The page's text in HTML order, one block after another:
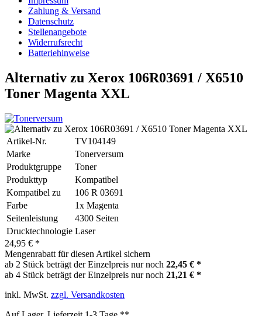
Zahlung & Versand
Datenschutz
Stellenangebote
Widerrufsrecht
Batteriehinweise
Alternativ zu Xerox 106R03691 / X6510
Toner Magenta XXL
Artikel-Nr.
TV104149
Marke
Tonerversum
Produktgruppe
Toner
Produkttyp
Kompatibel
Kompatibel zu
106 R 03691
Farbe
1x Magenta
Seitenleistung
4300 Seiten
Drucktechnologie Laser
24,95 € *
Mengenrabatt für diesen Artikel sichern
ab 2 Stück beträgt der Einzelpreis nur noch 22,45 € *
ab 4 Stück beträgt der Einzelpreis nur noch 21,21 € *
inkl. MwSt. zzgl. Versandkosten